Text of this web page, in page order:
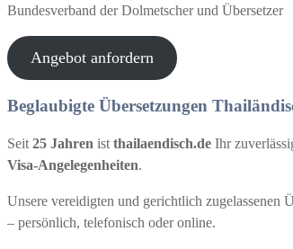
Bundesverband der Dolmetscher und Übersetzer
Angebot anfordern
Beglaubigte Übersetzungen
Seit 25 Jahren ist thailaendisch.de Ihr
Visa-Angelegenheiten.
Unsere vereidigten und gerichtlich zugelassenen
– persönlich, telefonisch oder online.